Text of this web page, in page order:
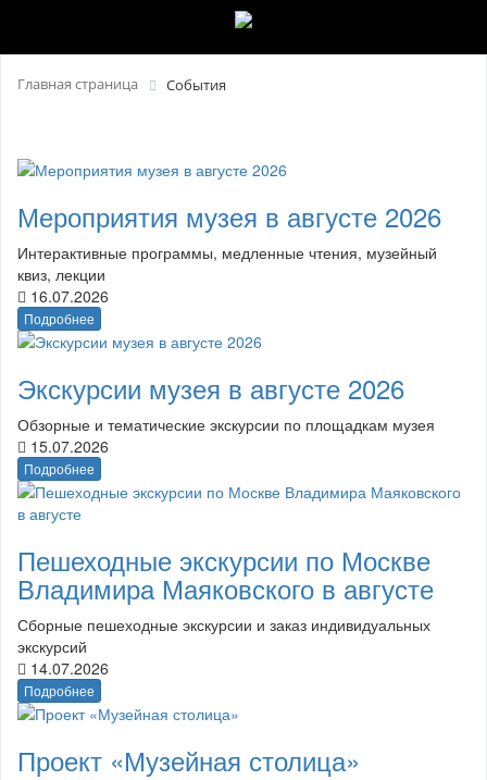
Главная страница События
Мероприятия музея в августе 2026
Интерактивные программы, медленные чтения, музейный
квиз, лекции
16.07.2026
Подробнее
Экскурсии музея в августе 2026
Обзорные и тематические экскурсии по площадкам музея
15.07.2026
Подробнее
Пешеходные экскурсии по Москве
Владимира Маяковского в августе
Сборные пешеходные экскурсии и заказ индивидуальных
экскурсий
14.07.2026
Подробнее
Проект «Музейная столица»